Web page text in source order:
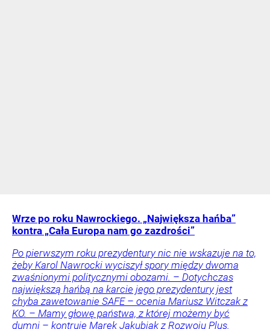
Wrze po roku Nawrockiego. „Największa hańba”
kontra „Cała Europa nam go zazdrości”
Po pierwszym roku prezydentury nic nie wskazuje na to,
żeby Karol Nawrocki wyciszył spory między dwoma
zwaśnionymi politycznymi obozami. – Dotychczas
największą hańbą na karcie jego prezydentury jest
chyba zawetowanie SAFE – ocenia Mariusz Witczak z
KO. – Mamy głowę państwa, z której możemy być
dumni – kontruje Marek Jakubiak z Rozwoju Plus.